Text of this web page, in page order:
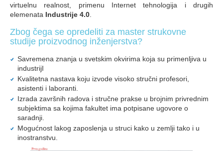
virtuelnu realnost, primenu Internet tehnologija i drugih
elemenata Industrije 4.0
Zbog čega se opredeliti za master strukovne
studije proizvodnog inženjerstva?
Savremena znanja u svetskim okvirima koja su primenljiva u
industrijI
Kvalitetna nastava koju izvode visoko stručni profesori,
asistenti i laboranti.
Izrada završnih radova i stručne prakse u brojnim privrednim
subjektima sa kojima fakultet ima potpisane ugovore o
saradnji.
Mogućnost lakog zaposlenja u struci kako u zemlji tako i u
inostranstvu.